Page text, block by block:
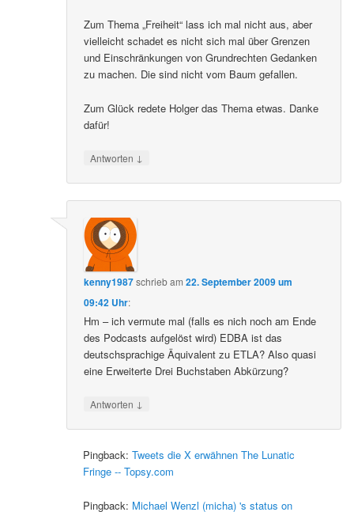
Zum Thema „Freiheit“ lass ich mal nicht aus, aber
vielleicht schadet es nicht sich mal über Grenzen
und Einschränkungen von Grundrechten Gedanken
zu machen. Die sind nicht vom Baum gefallen.
Zum Glück redete Holger das Thema etwas. Danke
dafür!
Antworten ↓
kenny1987schriebam22. September 2009 um
09:42 Uhr:
Hm – ich vermute mal (falls es nich noch am Ende
des Podcasts aufgelöst wird) EDBA ist das
deutschsprachige Äquivalent zu ETLA? Also quasi
eine Erweiterte Drei Buchstaben Abkürzung?
Antworten ↓
Pingback:Tweets die X erwähnen The Lunatic
Fringe -- Topsy.com
Pingback: Michael Wenzl (micha) 's status on